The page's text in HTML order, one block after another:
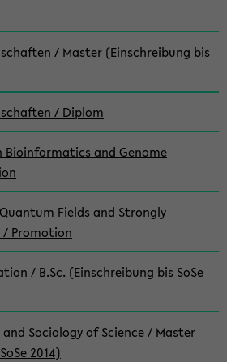
/ Master (Einschreibung bis
/ Diplom
Bioinformatics and Genome
Fields and Strongly
Promotion
/ B.Sc. (Einschreibung bis SoSe
Sociology of Science / Master
2014)